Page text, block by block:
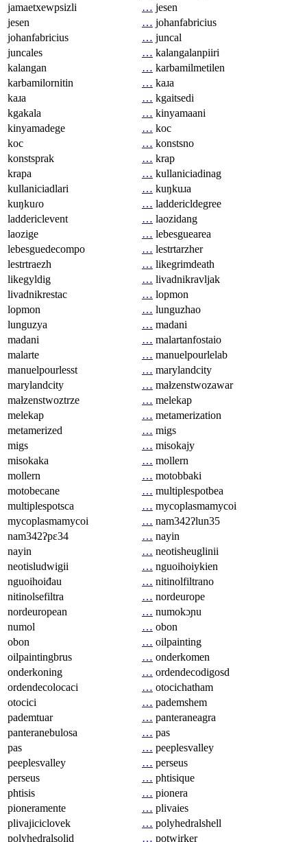
jamaetxewpsizli
… jesen
jesen
… johanfabricius
johanfabricius
… juncal
juncales
… kalangalanpiiri
kalangan
… karbamilmetilen
karbamilornitin
… kaɹa
kaɹa
… kgaitsedi
kgakala
… kinyamaani
kinyamadege
… koc
koc
… konstsno
konstsprak
… krap
krapa
… kullaniciadinag
kullaniciadlari
… kuŋkuɹa
kuŋkuɾo
… laddericldegree
laddericlevent
… laozidang
laozige
… lebesguearea
lebesguedecompo
… lestrtarzher
lestrtraezh
… likegrimdeath
likegyldig
… livadnikravljak
livadnikrestac
… lopmon
lopmon
… lunguzhao
lunguzya
… madani
madani
… malartanfostaio
malarte
… manuelpourlelab
manuelpourlesst
… marylandcity
marylandcity
… małzenstwozawar
małzenstwoztrze
… melekap
melekap
… metamerization
metamerized
… migs
migs
… misokajy
misokaka
… mollern
mollern
… motobbaki
motobecane
… multiplespotbea
multiplespotsca
… mycoplasmamycoi
mycoplasmamycoi
… nam342ʔlun35
nam342ʔpɛ34
… nayin
nayin
… neotisheuglinii
neotisludwigii
… nguoihoiykien
nguoihoiđau
… nitinolfiltrano
nitinolsefiltra
… nordeurope
nordeuropean
… numokɔɲu
numol
… obon
obon
… oilpainting
oilpaintingbrus
… onderkomen
onderkoning
… ordendecodigosd
ordendecolocaci
… otocichatham
otocici
… pademshem
pademtuar
… panteraneagra
panteranebulosa
… pas
pas
… peeplesvalley
peeplesvalley
… perseus
perseus
… phtisique
phtisis
… pionera
pioneramente
… plivaies
plivajiciclovek
… polyhedralshell
polyhedralsolid
… potwirker